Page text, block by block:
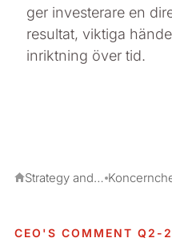
ger investerare en
resultat, viktiga
inriktning över tid.
Strategy and value creation
CEO'S COMMENT Q2-